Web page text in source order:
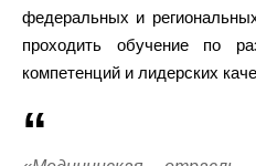
федеральных и
проходить обучение по
компетенций и лидерских